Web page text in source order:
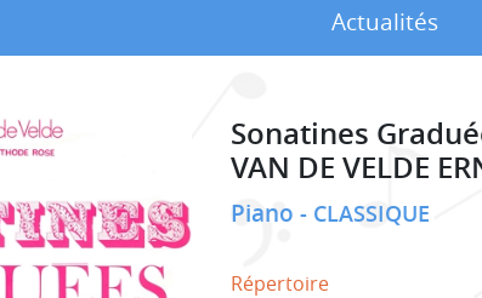
Actualités
Sonatines
VAN DE VELDE
Piano CLASSIQUE
Répertoire